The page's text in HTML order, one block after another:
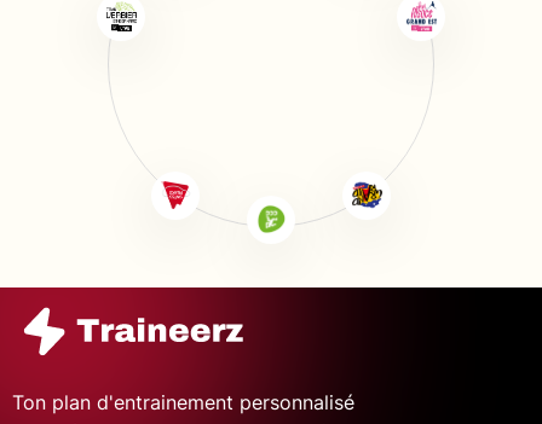
Ton plan d'entrainement personnalisé